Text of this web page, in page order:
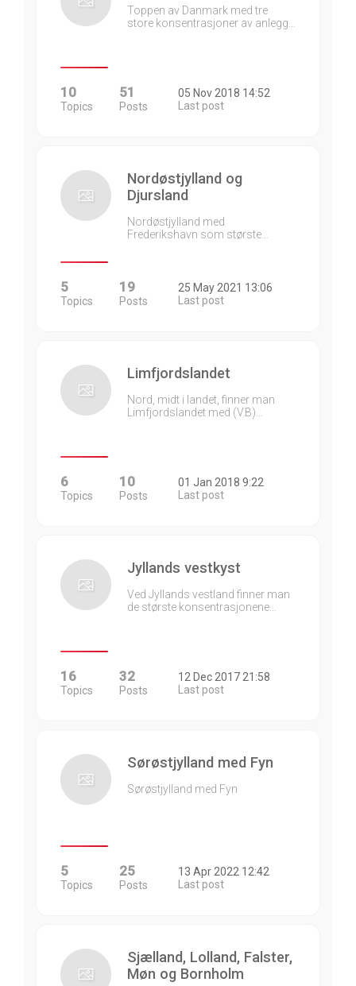
Toppen av Danmark med tre
store konsentrasjoner av anlegg…
10
Topics
51
Posts
05 Nov 2018 14:52
Last post
Nordøstjylland og
Djursland
Nordøstjylland med
Frederikshavn som største…
5
Topics
19
Posts
25 May 2021 13:06
Last post
Limfjordslandet
Nord, midt i landet, finner man
Limfjordslandet med (V.B)…
6
Topics
10
Posts
01 Jan 2018 9:22
Last post
Jyllands vestkyst
Ved Jyllands vestland finner man
de største konsentrasjonene…
16
Topics
32
Posts
12 Dec 2017 21:58
Last post
Sørøstjylland med Fyn
Sørøstjylland med Fyn
5
Topics
25
Posts
13 Apr 2022 12:42
Last post
Sjælland, Lolland, Falster,
Møn og Bornholm